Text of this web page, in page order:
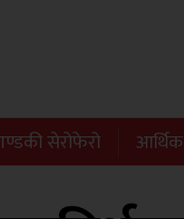
सेरोफेरो आर्थिक